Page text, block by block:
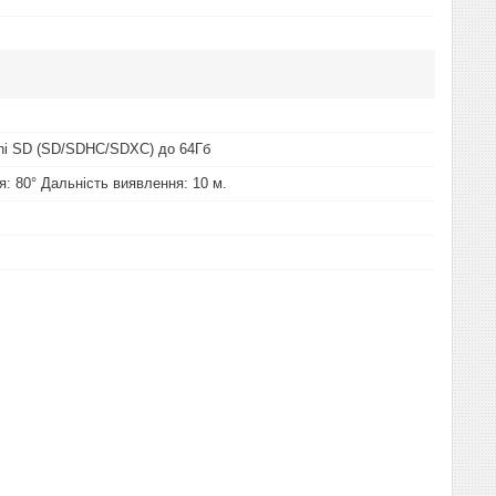
SD (SD/SDHC/SDXC) до 64Гб
80° Дальність виявлення: 10 м.